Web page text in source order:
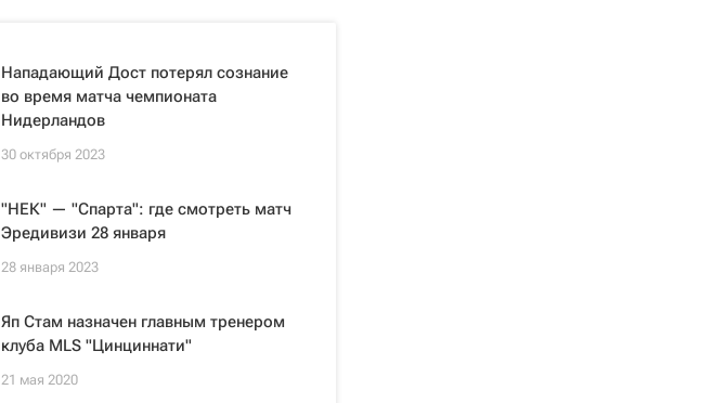
Нападающий Дост потерял сознание
во время матча чемпионата
Нидерландов
30 октября 2023
"НЕК" — "Спарта": где смотреть матч
Эредивизи 28 января
28 января 2023
Яп Стам назначен главным тренером
клуба MLS "Цинциннати"
21 мая 2020